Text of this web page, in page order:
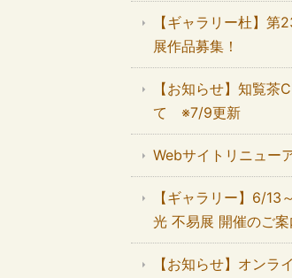
【ギャラリー杜】第
展作品募集！
【お知らせ】知覧茶
て ※7/9更新
Webサイトリニュー
【ギャラリー】6/13
光 不易展 開催のご案
【お知らせ】オンラ